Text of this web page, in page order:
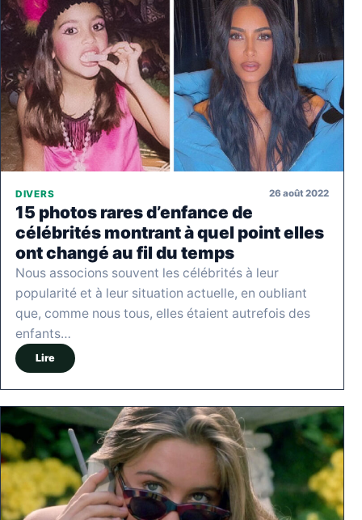
DIVERS 26 août 2022
15 photos rares d’enfance de
célébrités montrant à quel point elles
ont changé au fil du temps
Nous associons souvent les célébrités à leur
popularité et à leur situation actuelle, en oubliant
que, comme nous tous, elles étaient autrefois des
enfants…
Lire